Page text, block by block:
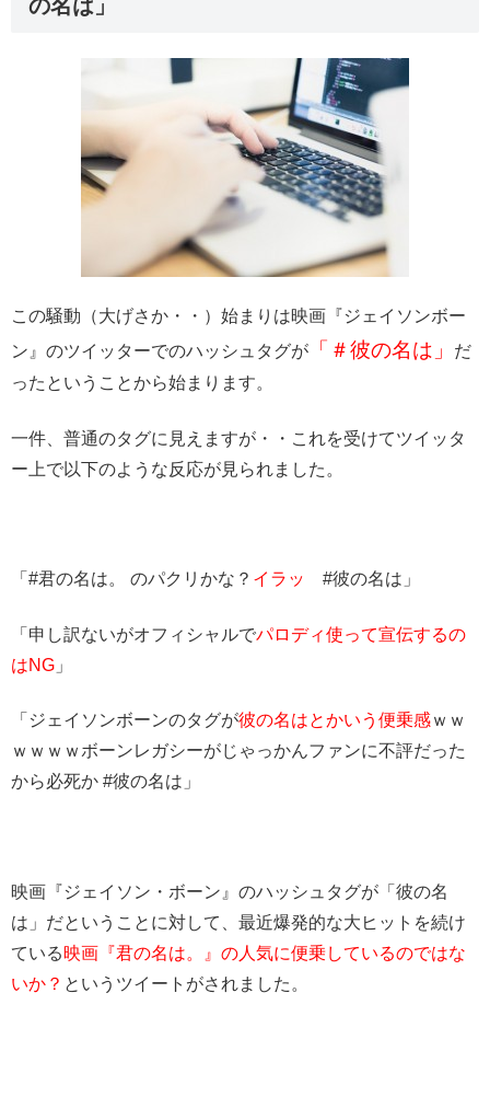
の名は」
この騒動（大げさか・・）始まりは映画『ジェイソンボー
ン』のツイッターでのハッシュタグが
「＃彼の名は」
だ
ったということから始まります。
一件、普通のタグに見えますが・・これを受けてツイッタ
ー上で以下のような反応が見られました。
「#君の名は。 のパクリかな？ イラッ #彼の名は」
「申し訳ないがオフィシャルでパロディ使って宣伝するの
はNG 」
「ジェイソンボーンのタグが彼の名はとかいう便乗感ｗｗ
ｗｗｗｗボーンレガシーがじゃっかんファンに不評だった
から必死か #彼の名は」
映画『ジェイソン・ボーン』のハッシュタグが「彼の名
は」だということに対して、 最近爆発的な大ヒットを続け
ている映画『君の名は。』の人気に便乗しているのではな
いか？ というツイートがされました。